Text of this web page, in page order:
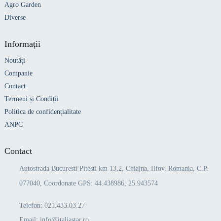
Agro Garden
Diverse
Informații
Noutăți
Companie
Contact
Termeni și Condiții
Politica de confidențialitate
ANPC
Contact
Autostrada Bucuresti Pitesti km 13,2, Chiajna, Ilfov, Romania, C.P.
077040, Coordonate GPS: 44.438986, 25.943574
Telefon: 021.433.03.27